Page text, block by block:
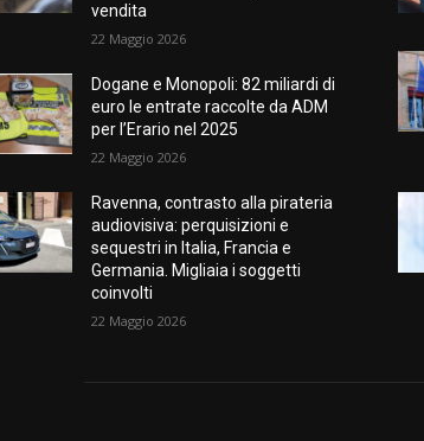
vendita
22 Maggio 2026
Dogane e Monopoli: 82 miliardi di
euro le entrate raccolte da ADM
per l’Erario nel 2025
22 Maggio 2026
Ravenna, contrasto alla pirateria
audiovisiva: perquisizioni e
sequestri in Italia, Francia e
Germania. Migliaia i soggetti
coinvolti
22 Maggio 2026